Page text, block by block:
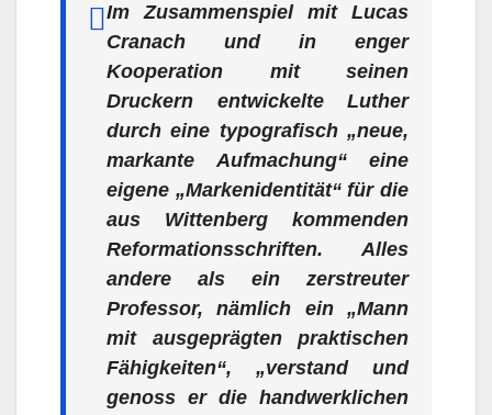
Im Zusammenspiel mit Lucas
Cranach und in enger
Kooperation mit seinen
Druckern entwickelte Luther
durch eine typografisch „neue,
markante Aufmachung“ eine
eigene „Markenidentität“ für die
aus Wittenberg kommenden
Reformationsschriften. Alles
andere als ein zerstreuter
Professor, nämlich ein „Mann
mit ausgeprägten praktischen
Fähigkeiten“, „verstand und
genoss er die handwerklichen